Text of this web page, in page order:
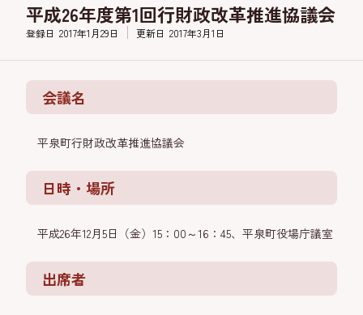
平成26年度第1回行財政改革推進協議会
登録日 2017年1月29日 更新日 2017年3月1日
会議名
平泉町行財政改革推進協議会
日時・場所
平成26年12月5日（金）15：00～16：45、平泉町役場庁議室
出席者